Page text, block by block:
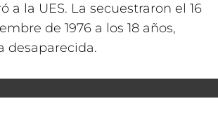
a la UES. La secuestraron el 16
de 1976 a los 18 años,
desaparecida.